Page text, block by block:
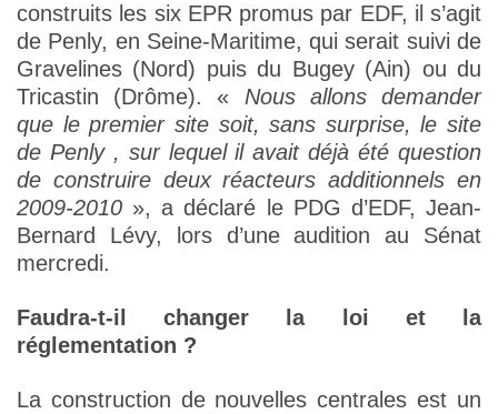
construits les six EPR promus par EDF, il s’agit
de Penly, en Seine-Maritime, qui serait suivi de
Gravelines (Nord) puis du Bugey (Ain) ou du
Tricastin (Drôme). « Nous allons demander
que le premier site soit, sans surprise, le site
de Penly , sur lequel il avait déjà été question
de construire deux réacteurs additionnels en
2009-2010 », a déclaré le PDG d’EDF, Jean-
Bernard Lévy, lors d’une audition au Sénat
mercredi.
Faudra-t-il changer la loi et la
réglementation ?
La construction de nouvelles centrales est un